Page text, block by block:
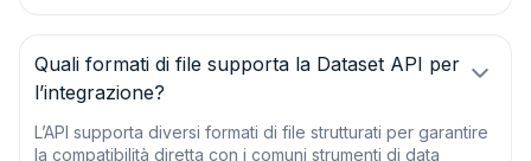
Quali formati di file supporta la Dataset API per
l’integrazione?
L’API supporta diversi formati di file strutturati per garantire
la compatibilità diretta con i comuni strumenti di data